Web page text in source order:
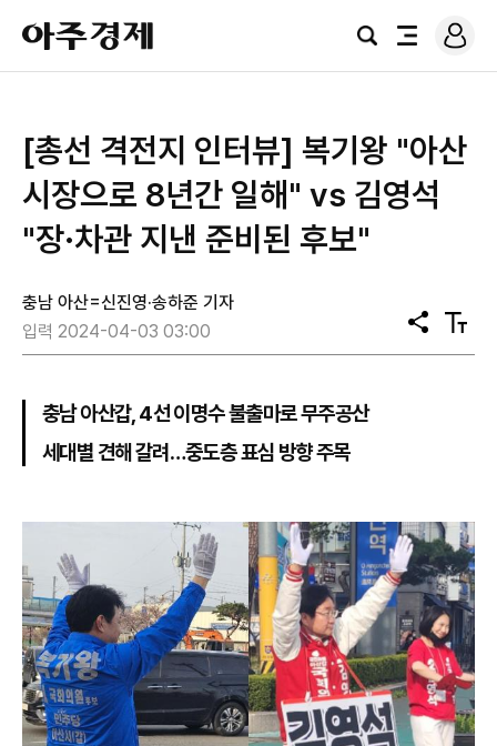
아
주
경
검
전
로
그
[총선 격전지 인터뷰] 복기왕 "아산
시장으로 8년간 일해" vs 김영석
"장·차관 지낸 준비된 후보"
충남 아산=신진영·송하준 기자
입력 2024-04-03 03:00
공
유
텍
스
충남 아산갑, 4선 이명수 불출마로 무주공산
세대별 견해 갈려…중도층 표심 방향 주목